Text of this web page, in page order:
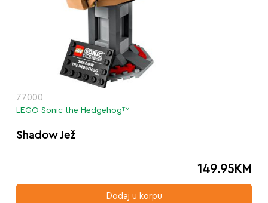
77000
LEGO Sonic the Hedgehog™
Shadow Jež
149.95KM
Dodaj u korpu